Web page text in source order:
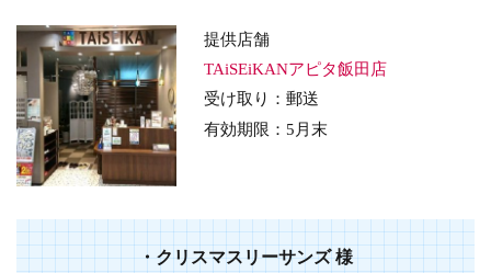
提供店舗
TAiSEiKANアピタ飯田店
受け取り：郵送
有効期限：5月末
・クリスマスリーサンズ 様